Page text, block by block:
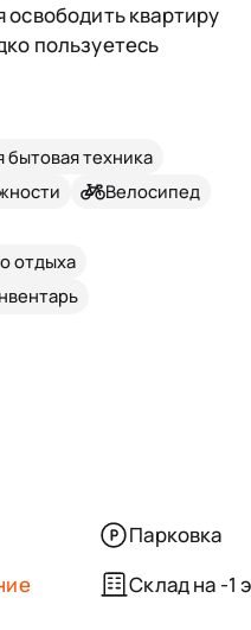
освободить квартиру
пользуетесь
бытовая техника
Велосипед
отдыха
Парковка
Склад на -1